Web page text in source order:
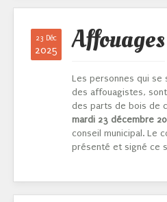
23 Déc
2025 Affouages
Les personnes qui se
des affouagistes,
des parts de bois de
mardi 23 décembre
conseil municipal. Le
présenté et signé ce